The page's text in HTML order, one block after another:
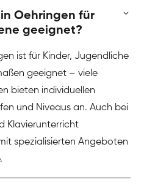
Oehringen für
geeignet?
ist für Kinder, Jugendliche
geeignet – viele
bieten individuellen
und Niveaus an. Auch bei
Klavierunterricht
spezialisierten Angeboten